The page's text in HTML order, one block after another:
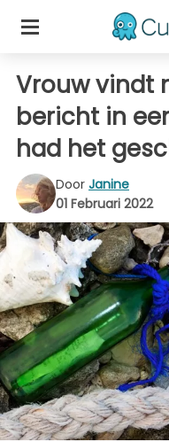
Vrouw vindt
bericht in
had het
Door Janine
01 Februari 2022